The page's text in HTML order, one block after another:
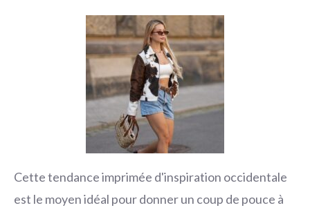
Cette tendance imprimée d'inspiration occidentale
est le moyen idéal pour donner un coup de pouce à